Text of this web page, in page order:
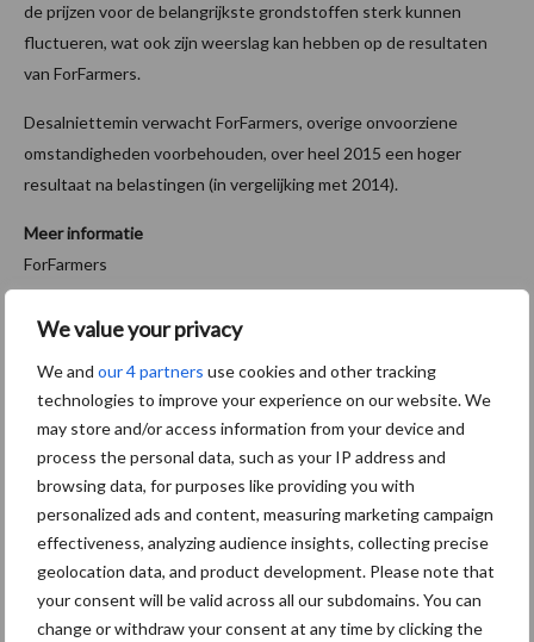
We value your privacy
We and our 4 partners use cookies and other tracking
technologies to improve your experience on our website. We
may store and/or access information from your device and
process the personal data, such as your IP address and
browsing data, for purposes like providing you with
personalized ads and content, measuring marketing campaign
effectiveness, analyzing audience insights, collecting precise
geolocation data, and product development. Please note that
your consent will be valid across all our subdomains. You can
change or withdraw your consent at any time by clicking the
de prijzen voor de belangrijkste grondstoffen sterk kunnen
fluctueren, wat ook zijn weerslag kan hebben op de resultaten
van ForFarmers.
Desalniettemin verwacht ForFarmers, overige onvoorziene
omstandigheden voorbehouden, over heel 2015 een hoger
resultaat na belastingen (in vergelijking met 2014).
Meer informatie
ForFarmers
Kwinkweerd 12
7241 CW Lochem
www.forfmarmers.nl
Aanbevolen voor jou!
Belastingdienst publiceert
Landelijke
Landbouwnormen 2025